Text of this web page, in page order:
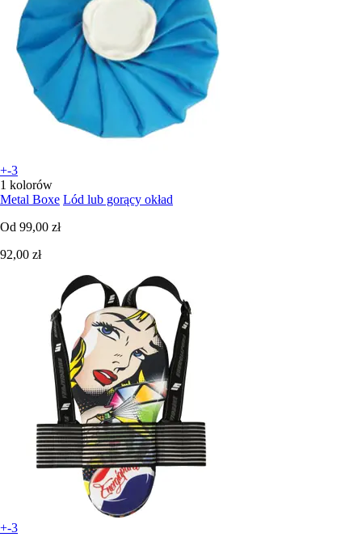
+-3
1 kolorów
Metal Boxe Lód lub gorący okład
Od 99,00 zł
92,00 zł
+-3